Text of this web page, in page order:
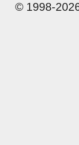
© 1998-